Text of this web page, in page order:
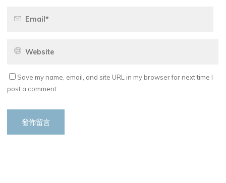
Save my name, email, and site URL in my browser for next time I
post a comment.